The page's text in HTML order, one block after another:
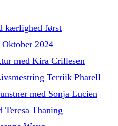
kærlighed først
2024
med Kira Crillesen
Terriik Pharell
med Sonja Lucien
Teresa Thaning